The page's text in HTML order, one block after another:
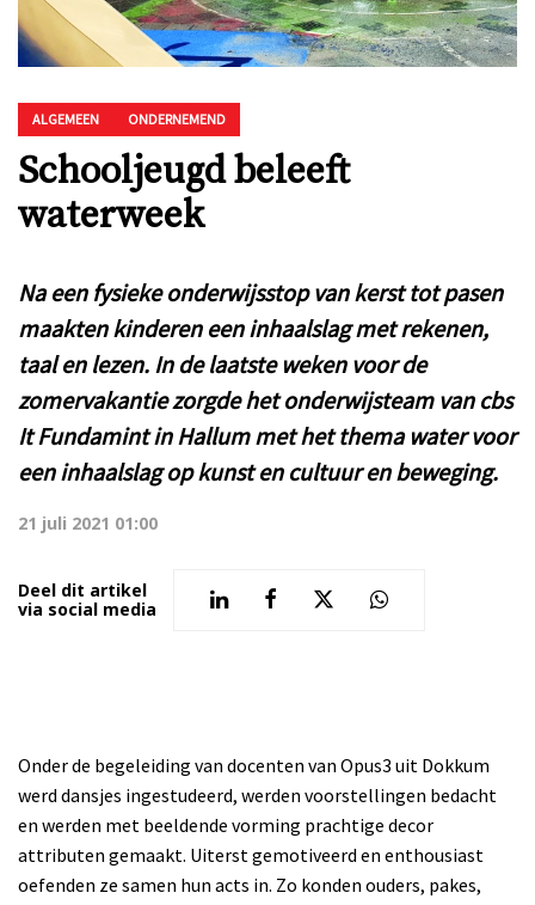
ALGEMEEN ONDERNEMEND
Schooljeugd beleeft
waterweek
Na een fysieke onderwijsstop van kerst tot pasen
maakten kinderen een inhaalslag met rekenen,
taal en lezen. In de laatste weken voor de
zomervakantie zorgde het onderwijsteam van cbs
It Fundamint in Hallum met het thema water voor
een inhaalslag op kunst en cultuur en beweging.
21 juli 2021 01:00
Deel dit artikel
via social media
Onder de begeleiding van docenten van Opus3 uit Dokkum
werd dansjes ingestudeerd, werden voorstellingen bedacht
en werden met beeldende vorming prachtige decor
attributen gemaakt. Uiterst gemotiveerd en enthousiast
oefenden ze samen hun acts in. Zo konden ouders, pakes,